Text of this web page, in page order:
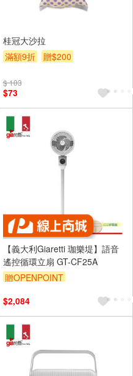
桂冠大沙拉
滿額9折
贈$200
$ 103
$73
【義大利Giaretti 珈樂堤】語音
遙控循環立扇 GT-CF25A
贈OPENPOINT
$2,084